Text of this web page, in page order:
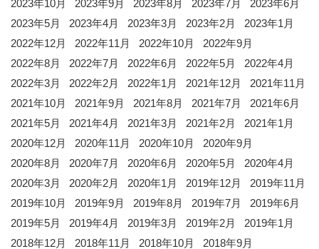
2023年10月
2023年9月 2023年8月 2023年7月
2023年6月
2023年5月
2023年4月 2023年3月 2023年2月
2023年1月
2022年12月
2022年11月 2022年10月
2022年9月
2022年8月
2022年7月 2022年6月 2022年5月
2022年4月
2022年3月
2022年2月 2022年1月 2021年12月
2021年11月
2021年10月
2021年9月 2021年8月 2021年7月
2021年6月
2021年5月
2021年4月 2021年3月 2021年2月
2021年1月
2020年12月
2020年11月 2020年10月
2020年9月
2020年8月
2020年7月 2020年6月 2020年5月
2020年4月
2020年3月
2020年2月 2020年1月 2019年12月
2019年11月
2019年10月
2019年9月 2019年8月 2019年7月
2019年6月
2019年5月
2019年4月 2019年3月 2019年2月
2019年1月
2018年12月
2018年11月 2018年10月
2018年9月